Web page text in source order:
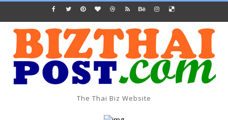
The Thai Biz Website